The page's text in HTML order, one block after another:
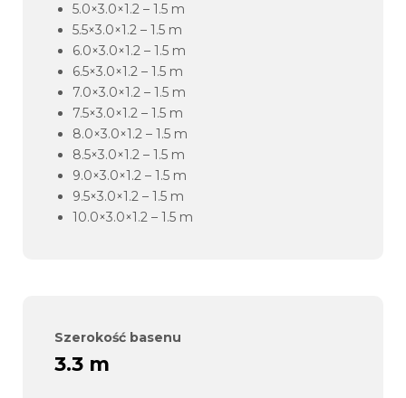
5.0×3.0×1.2 – 1.5 m
5.5×3.0×1.2 – 1.5 m
6.0×3.0×1.2 – 1.5 m
6.5×3.0×1.2 – 1.5 m
7.0×3.0×1.2 – 1.5 m
7.5×3.0×1.2 – 1.5 m
8.0×3.0×1.2 – 1.5 m
8.5×3.0×1.2 – 1.5 m
9.0×3.0×1.2 – 1.5 m
9.5×3.0×1.2 – 1.5 m
10.0×3.0×1.2 – 1.5 m
Szerokość basenu
3.3 m